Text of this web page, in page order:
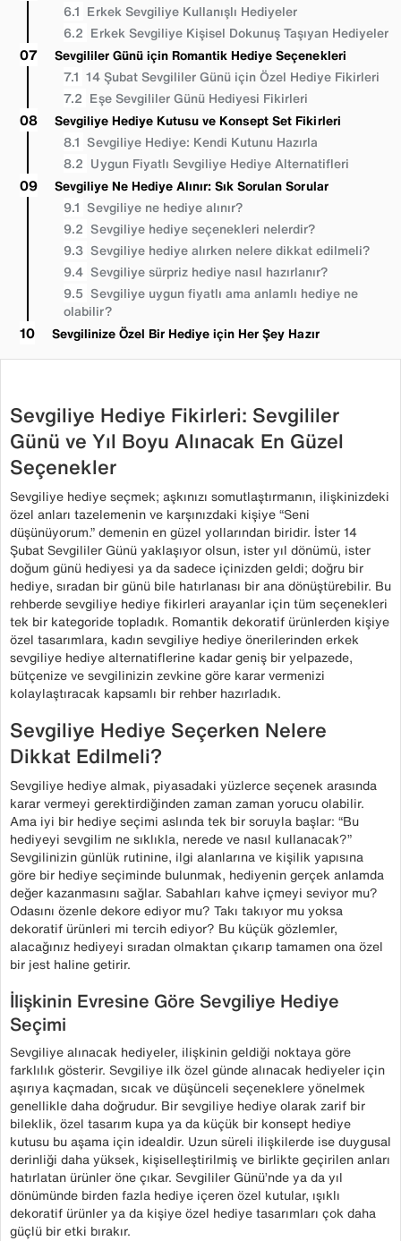
Erkek Sevgiliye Kullanışlı Hediyeler
Erkek Sevgiliye Kişisel Dokunuş Taşıyan Hediyeler
Sevgililer Günü için Romantik Hediye Seçenekleri
14 Şubat Sevgililer Günü için Özel Hediye Fikirleri
Eşe Sevgililer Günü Hediyesi Fikirleri
Sevgiliye Hediye Kutusu ve Konsept Set Fikirleri
Sevgiliye Hediye: Kendi Kutunu Hazırla
Uygun Fiyatlı Sevgiliye Hediye Alternatifleri
Sevgiliye Ne Hediye Alınır: Sık Sorulan Sorular
Sevgiliye ne hediye alınır?
Sevgiliye hediye seçenekleri nelerdir?
Sevgiliye hediye alırken nelere dikkat edilmeli?
Sevgiliye sürpriz hediye nasıl hazırlanır?
Sevgiliye uygun fiyatlı ama anlamlı hediye ne
olabilir?
Sevgilinize Özel Bir Hediye için Her Şey Hazır
Sevgiliye Hediye Fikirleri: Sevgililer
Günü ve Yıl Boyu Alınacak En Güzel
Seçenekler
Sevgiliye hediye seçmek; aşkınızı somutlaştırmanın, ilişkinizdeki
özel anları tazelemenin ve karşınızdaki kişiye “Seni
düşünüyorum.” demenin en güzel yollarından biridir. İster 14
Şubat Sevgililer Günü yaklaşıyor olsun, ister yıl dönümü, ister
doğum günü hediyesi ya da sadece içinizden geldi; doğru bir
hediye, sıradan bir günü bile hatırlanası bir ana dönüştürebilir. Bu
rehberde sevgiliye hediye fikirleri arayanlar için tüm seçenekleri
tek bir kategoride topladık. Romantik dekoratif ürünlerden kişiye
özel tasarımlara, kadın sevgiliye hediye önerilerinden erkek
sevgiliye hediye alternatiflerine kadar geniş bir yelpazede,
bütçenize ve sevgilinizin zevkine göre karar vermenizi
kolaylaştıracak kapsamlı bir rehber hazırladık.
Sevgiliye Hediye Seçerken Nelere
Dikkat Edilmeli?
Sevgiliye hediye almak, piyasadaki yüzlerce seçenek arasında
karar vermeyi gerektirdiğinden zaman zaman yorucu olabilir.
Ama iyi bir hediye seçimi aslında tek bir soruyla başlar: “Bu
hediyeyi sevgilim ne sıklıkla, nerede ve nasıl kullanacak?”
Sevgilinizin günlük rutinine, ilgi alanlarına ve kişilik yapısına
göre bir hediye seçiminde bulunmak, hediyenin gerçek anlamda
değer kazanmasını sağlar. Sabahları kahve içmeyi seviyor mu?
Odasını özenle dekore ediyor mu? Takı takıyor mu yoksa
dekoratif ürünleri mi tercih ediyor? Bu küçük gözlemler,
alacağınız hediyeyi sıradan olmaktan çıkarıp tamamen ona özel
bir jest haline getirir.
İlişkinin Evresine Göre Sevgiliye Hediye
Seçimi
Sevgiliye alınacak hediyeler, ilişkinin geldiği noktaya göre
farklılık gösterir. Sevgiliye ilk özel günde alınacak hediyeler için
aşırıya kaçmadan, sıcak ve düşünceli seçeneklere yönelmek
genellikle daha doğrudur. Bir sevgiliye hediye olarak zarif bir
bileklik, özel tasarım kupa ya da küçük bir konsept hediye
kutusu bu aşama için idealdir. Uzun süreli ilişkilerde ise duygusal
derinliği daha yüksek, kişiselleştirilmiş ve birlikte geçirilen anları
hatırlatan ürünler öne çıkar. Sevgililer Günü’nde ya da yıl
dönümünde birden fazla hediye içeren özel kutular, ışıklı
dekoratif ürünler ya da kişiye özel hediye tasarımları çok daha
güçlü bir etki bırakır.